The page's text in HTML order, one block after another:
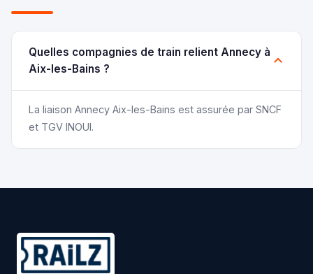
Quelles compagnies de train relient Annecy à
Aix-les-Bains ?
La liaison Annecy Aix-les-Bains est assurée par SNCF
et TGV INOUI.